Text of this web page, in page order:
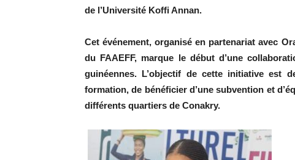
de l’Université Koffi Annan.
Cet événement, organisé en partenariat avec
du FAAEFF, marque le début d’une
guinéennes. L’objectif de cette initiative est
formation, de bénéficier d’une subvention et
différents quartiers de Conakry.